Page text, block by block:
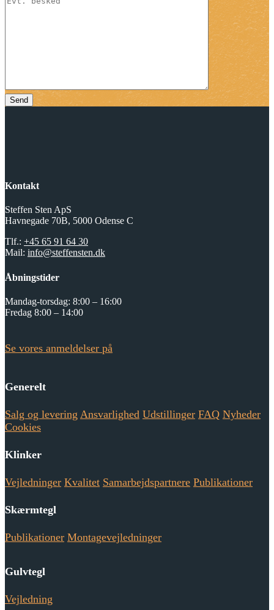
Send
Kontakt
Steffen Sten ApS
Havnegade 70B, 5000 Odense C
Tlf.: +45 65 91 64 30
Mail: info@steffensten.dk
Åbningstider
Mandag-torsdag: 8:00 – 16:00
Fredag 8:00 – 14:00
Se vores anmeldelser på
Generelt
Salg og levering Ansvarlighed Udstillinger FAQ Nyheder
Cookies
Klinker
Vejledninger Kvalitet Samarbejdspartnere Publikationer
Skærmtegl
Publikationer Montagevejledninger
Gulvtegl
Vejledning